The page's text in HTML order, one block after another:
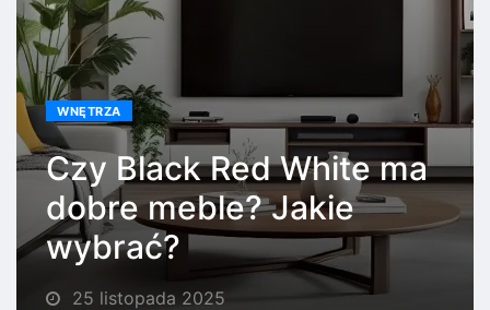
WNĘTRZA
Czy Black Red White ma
dobre meble? Jakie
wybrać?
25 listopada 2025